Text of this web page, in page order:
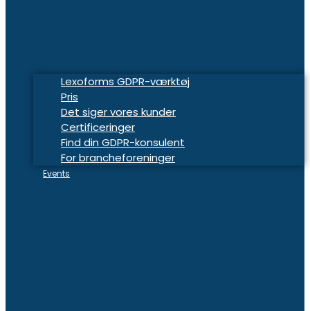
Lexoforms GDPR-værktøj
Pris
Det siger vores kunder
Certificeringer
Find din GDPR-konsulent
For brancheforeninger
Events